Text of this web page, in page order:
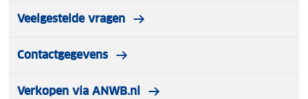
Veelgestelde vragen
Contactgegevens
Verkopen via ANWB.nl